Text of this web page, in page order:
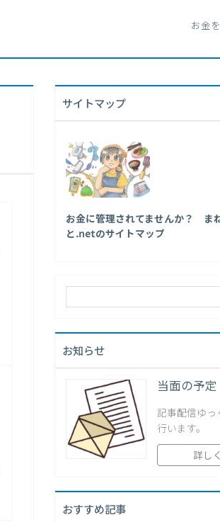
お金
サイトマップ
お金に管理されてませんか？ ま
と.netのサイトマップ
お知らせ
当面の予定
記事配信ゆっ
行います。
詳し
おすすめ記事